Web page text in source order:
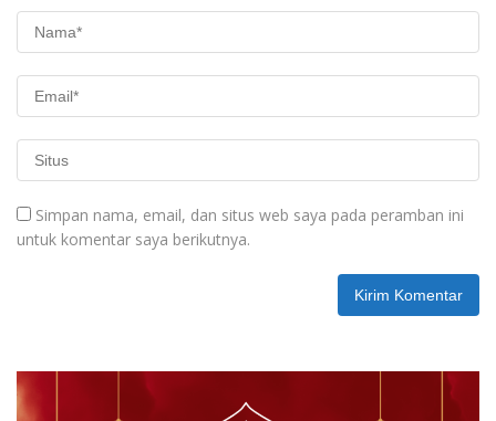
Simpan nama, email, dan situs web saya pada peramban ini
untuk komentar saya berikutnya.